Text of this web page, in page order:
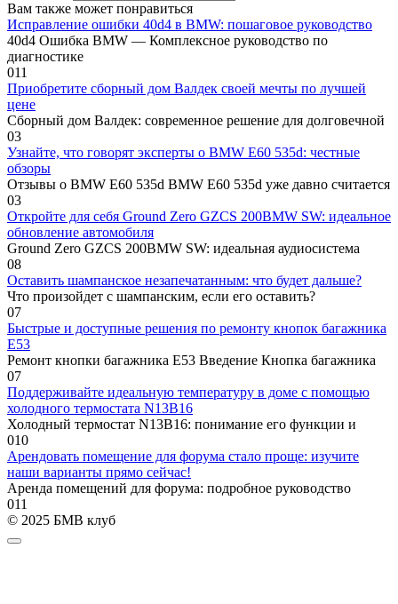
Вам также может понравиться
Исправление ошибки 40d4 в BMW: пошаговое руководство
40d4 Ошибка BMW — Комплексное руководство по
диагностике
011
Приобретите сборный дом Валдек своей мечты по лучшей
цене
Сборный дом Валдек: современное решение для долговечной
03
Узнайте, что говорят эксперты о BMW E60 535d: честные
обзоры
Отзывы о BMW E60 535d BMW E60 535d уже давно считается
03
Откройте для себя Ground Zero GZCS 200BMW SW: идеальное
обновление автомобиля
Ground Zero GZCS 200BMW SW: идеальная аудиосистема
08
Оставить шампанское незапечатанным: что будет дальше?
Что произойдет с шампанским, если его оставить?
07
Быстрые и доступные решения по ремонту кнопок багажника
E53
Ремонт кнопки багажника E53 Введение Кнопка багажника
07
Поддерживайте идеальную температуру в доме с помощью
холодного термостата N13B16
Холодный термостат N13B16: понимание его функции и
010
Арендовать помещение для форума стало проще: изучите
наши варианты прямо сейчас!
Аренда помещений для форума: подробное руководство
011
© 2025 БМВ клуб